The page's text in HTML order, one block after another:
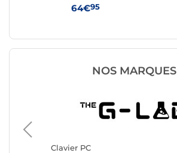
64€95
NOS MARQUES
Clavier PC